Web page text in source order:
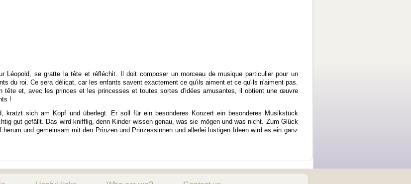
Léopold, se gratte la tête et réfléchit. Il doit composer un morceau de musique particulier pour un
du roi. Ce sera délicat, car les enfants savent exactement ce qu'ils aiment et ce qu'ils n'aiment pas.
tête et, avec les princes et les princesses et toutes sortes d'idées amusantes, il obtient une œuvre
!
kratzt sich am Kopf und überlegt. Er soll für ein besonderes Konzert ein besonderes Musikstück
gut gefällt. Das wird knifflig, denn Kinder wissen genau, was sie mögen und was nicht. Zum Glück
und gemeinsam mit den Prinzen und Prinzessinnen und allerlei lustigen Ideen wird es ein ganz